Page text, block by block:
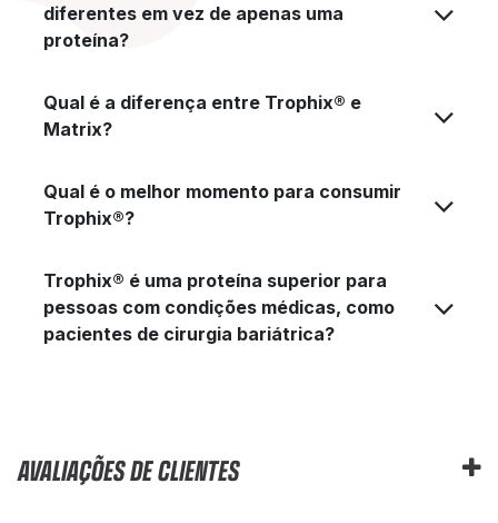
diferentes em vez de apenas uma
proteína?
Qual é a diferença entre Trophix® e
Matrix?
Qual é o melhor momento para consumir
Trophix®?
Trophix® é uma proteína superior para
pessoas com condições médicas, como
pacientes de cirurgia bariátrica?
AVALIAÇÕES DE CLIENTES